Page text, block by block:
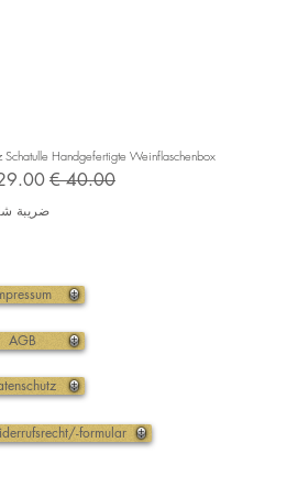
Schatulle Handgefertigte Weinflaschenbox
سعر عاديسعر
ضريبة
AGB
formular